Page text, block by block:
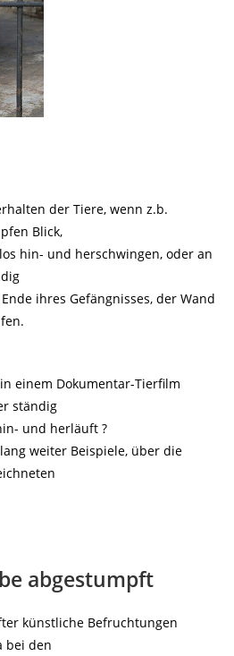
der Tiere, wenn z.b.
Blick,
hin- und herschwingen, oder an
ihres Gefängnisses, der Wand
einem Dokumentar-Tierfilm
ständig
und herläuft ?
weiter Beispiele, über die
abgestumpft
künstliche Befruchtungen
bei den